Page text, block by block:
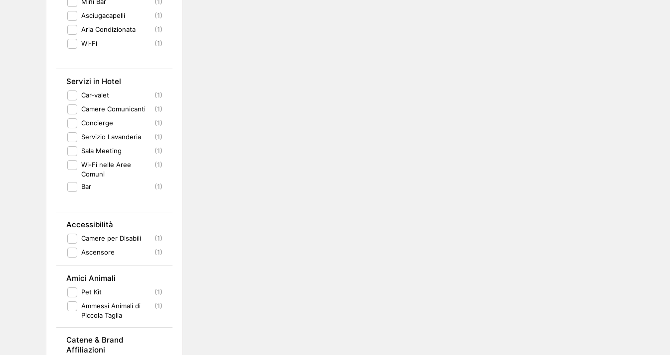
Asciugacapelli
(1)
Aria Condizionata
(1)
Wi-Fi
(1)
Servizi in Hotel
Car-valet
(1)
Camere Comunicanti
(1)
Concierge
(1)
Servizio Lavanderia
(1)
Sala Meeting
(1)
Wi-Fi nelle Aree
Comuni
(1)
Bar (1)
Accessibilità
Camere per Disabili
(1)
Ascensore
(1)
Amici Animali
Pet Kit
(1)
Ammessi Animali di
Piccola Taglia
(1)
Catene & Brand
Affiliazioni